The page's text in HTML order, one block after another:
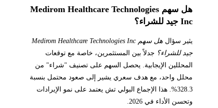
هل سهم Medirom Healthcare Technologies
Inc جيد للشراء؟
يثير سؤال
هل سهم Medirom Healthcare Technologies Inc
جيد للشراء؟جدلاً بين المستثمرين، خاصة مع توقعات
المحللين الإيجابية. يحصل السهم على تصنيف "شراء" من
محلل واحد، مع هدف سعري يشير إلى صعود محتمل بنسبة
328.3%. هذا الإجماع البولي تش يعتمد على نمو الإيرادات
وتحسن الأداء في 2026.